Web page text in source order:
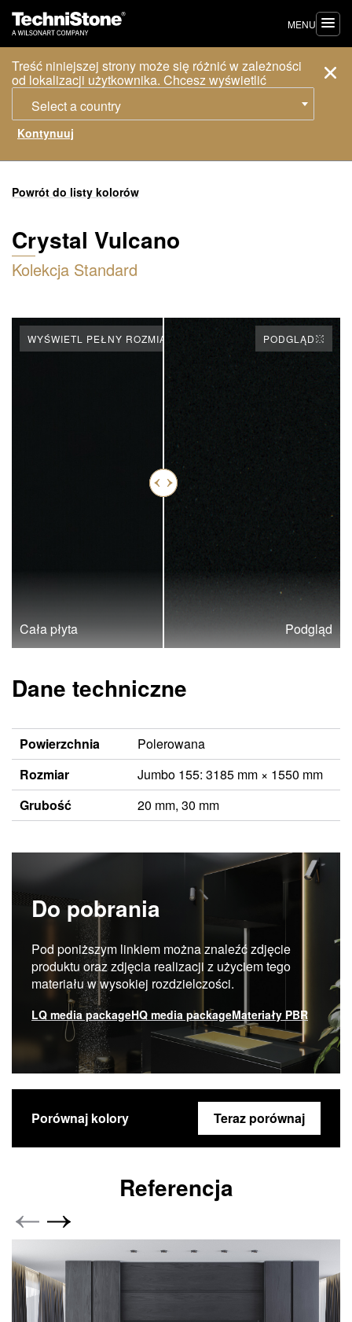
Treść niniejszej strony może się różnić w zależności
od lokalizacji użytkownika. Chcesz wyświetlić
Select a country
MENU
Powrót do listy kolorów
Crystal Vulcano
Kolekcja Standard
WYŚWIETL PEŁNY ROZMIAR PŁYTY
Cała płyta
PODGLĄD
Podgląd
Dane techniczne
Powierzchnia
Polerowana
Rozmiar
Jumbo 155: 3185 mm × 1550 mm
Grubość
20 mm, 30 mm
Do pobrania
Pod poniższym linkiem można znaleźć zdjęcie
produktu oraz zdjęcia realizacji z użyciem tego
materiału w wysokiej rozdzielczości.
LQ media packageHQ media packageMateriały PBR
Porównaj kolory Teraz porównaj
Referencja